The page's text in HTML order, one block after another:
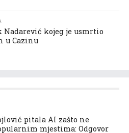
Nadarević kojeg je usmrtio
u Cazinu
pitala AI zašto ne
mjestima: Odgovor